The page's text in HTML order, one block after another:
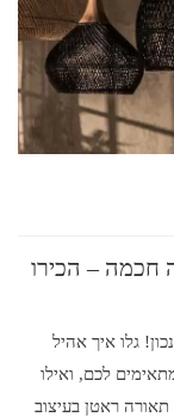
חכמה – הכירו
גלו איך אהיל
לכם, ואילו
תאורה ראטן בעיצוב